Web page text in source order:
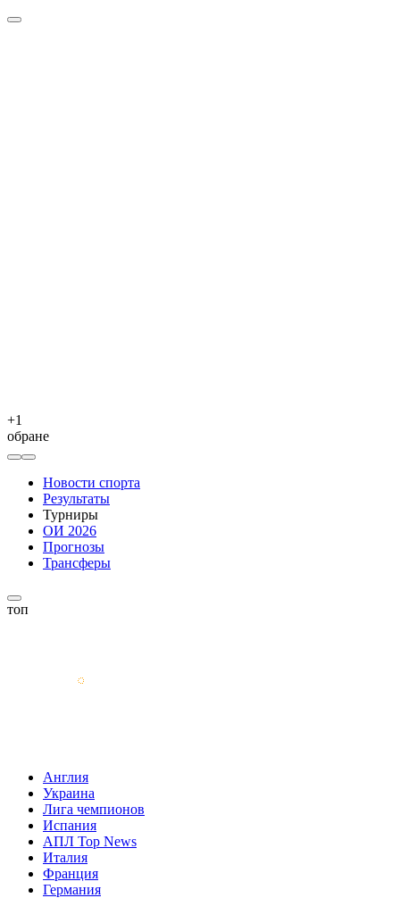
+1
обране
Новости спорта
Результаты
Турниры
ОИ 2026
Прогнозы
Трансферы
топ
Англия
Украина
Лига чемпионов
Испания
АПЛ Top News
Италия
Франция
Германия